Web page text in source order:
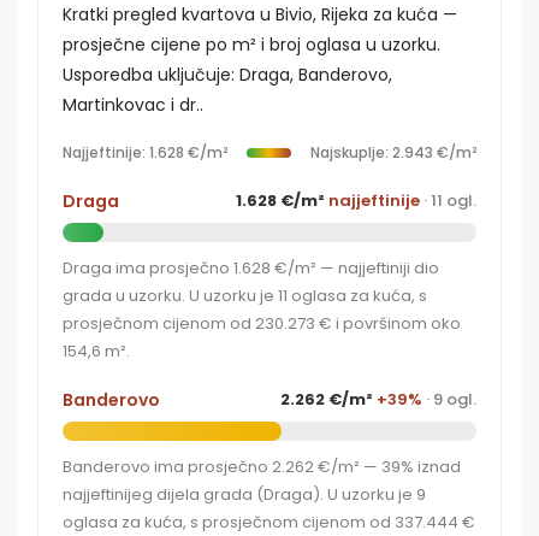
Kratki pregled kvartova u Bivio, Rijeka za kuća —
prosječne cijene po m² i broj oglasa u uzorku.
Usporedba uključuje: Draga, Banderovo,
Martinkovac i dr..
Najjeftinije: 1.628 €/m² Najskuplje: 2.943 €/m²
Draga 1.628 €/m² najjeftinije · 11 ogl.
Draga ima prosječno 1.628 €/m² — najjeftiniji dio
grada u uzorku. U uzorku je 11 oglasa za kuća, s
prosječnom cijenom od 230.273 € i površinom oko
154,6 m².
Banderovo 2.262 €/m² +39% · 9 ogl.
Banderovo ima prosječno 2.262 €/m² — 39% iznad
najjeftinijeg dijela grada (Draga). U uzorku je 9
oglasa za kuća, s prosječnom cijenom od 337.444 €